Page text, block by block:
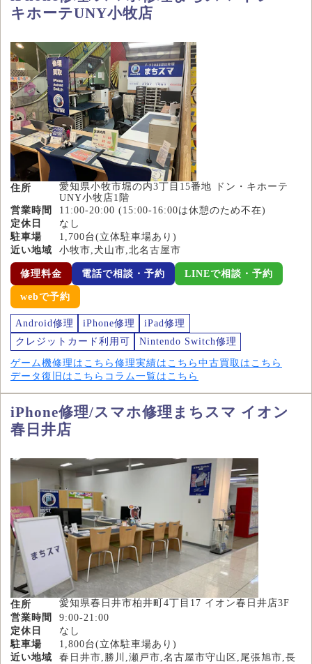
キホーテUNY小牧店
住所
愛知県小牧市堀の内3丁目15番地 ドン・キホーテ
UNY小牧店1階
営業時間
11:00-20:00 (15:00-16:00は休憩のため不在)
定休日
なし
駐車場
1,700台(立体駐車場あり)
近い地域
小牧市,犬山市,北名古屋市
修理料金 電話で相談・予約 LINEで相談・予約
webで予約
Android修理 iPhone修理
iPad修理
クレジットカード利用可
Nintendo Switch修理
ゲーム機修理はこちら 修理実績はこちら 中古買取はこちら
データ復旧はこちら コラム一覧はこちら
iPhone修理/スマホ修理まちスマ イオン
春日井店
住所
愛知県春日井市柏井町4丁目17 イオン春日井店3F
営業時間
9:00-21:00
定休日
なし
駐車場
1,800台(立体駐車場あり)
近い地域
春日井市,勝川,瀬戸市,名古屋市守山区,尾張旭市,長